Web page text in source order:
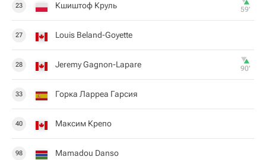
23 Кшиштоф Круль 59‎’‎
27 Louis Beland-Goyette
28 Jeremy Gagnon-Lapare 90‎’‎
33 Горка Ларреа Гарсия
40 Максим Крепо
98 Mamadou Danso